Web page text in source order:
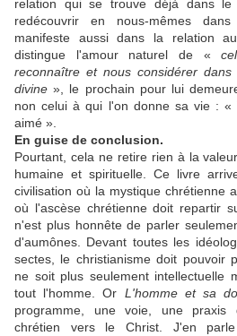
relation qui se trouve déjà dans
redécouvrir en nous-mêmes
manifeste aussi dans la relation
distingue l'amour naturel de «
reconnaître et nous considérer
divine », le prochain pour lui
non celui à qui l'on donne sa vie : «
aimé ».
En guise de conclusion.
Pourtant, cela ne retire rien à la
humaine et spirituelle. Ce livre
civilisation où la mystique chrétienne
où l'ascèse chrétienne doit repartir
n'est plus honnête de parler
d'aumônes. Devant toutes les
sectes, le christianisme doit pouvoir
ne soit plus seulement intellectuelle
tout l'homme. Or L'homme et sa
programme, une voie, une praxis
chrétien vers le Christ. J'en